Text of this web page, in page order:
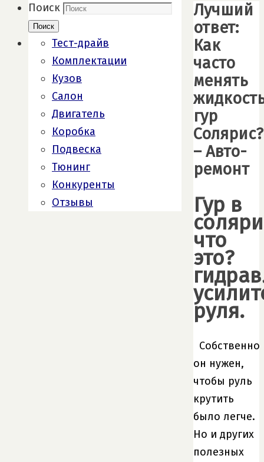
Лучший
ответ:
Как
часто
менять
гур
Солярис?
– Авто-
ремонт
Гур в
что
это?
руля.
Собственно
он нужен,
чтобы руль
крутить
было легче.
Но и других
полезных
Поиск
Поиск
Тест-драйв
Комплектации
Кузов
Салон
Двигатель
Коробка
Подвеска
Тюнинг
Конкуренты
Отзывы